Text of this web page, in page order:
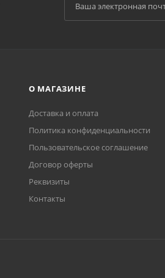
О МАГАЗИНЕ
Доставка и оплата
Политика конфиденциальности
Пользовательское соглашение
Договор оферты
Реквизиты
Контакты